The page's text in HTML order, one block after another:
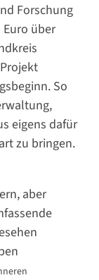
Forschung
über
So
eigens dafür
zu bringen.
aber